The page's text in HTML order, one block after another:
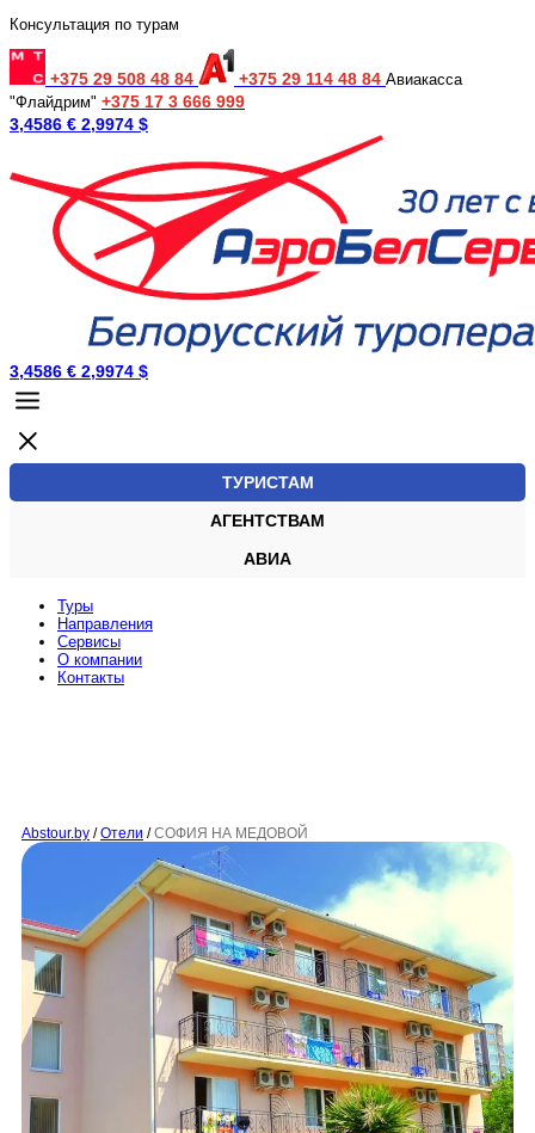
Консультация по турам
+375 29 508 48 84 +375 29 114 48 84 Авиакасса
"Флайдрим" +375 17 3 666 999
3,4586 € 2,9974 $
3,4586 € 2,9974 $
ТУРИСТАМ
АГЕНТСТВАМ
АВИА
Туры
Направления
Сервисы
O компании
Контакты
Abstour.by / Отели / СОФИЯ НА МЕДОВОЙ